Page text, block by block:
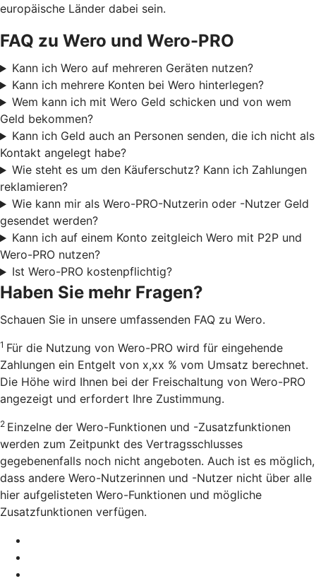
europäische Länder dabei sein.
FAQ zu Wero und Wero-PRO
Kann ich Wero auf mehreren Geräten nutzen?
Kann ich mehrere Konten bei Wero hinterlegen?
Wem kann ich mit Wero Geld schicken und von wem
Geld bekommen?
Kann ich Geld auch an Personen senden, die ich nicht als
Kontakt angelegt habe?
Wie steht es um den Käuferschutz? Kann ich Zahlungen
reklamieren?
Wie kann mir als Wero-PRO-Nutzerin oder -Nutzer Geld
gesendet werden?
Kann ich auf einem Konto zeitgleich Wero mit P2P und
Wero-PRO nutzen?
Ist Wero-PRO kostenpflichtig?
Haben Sie mehr Fragen?
Schauen Sie in unsere umfassenden FAQ zu Wero.
1 Für die Nutzung von Wero-PRO wird für eingehende
Zahlungen ein Entgelt von x,xx % vom Umsatz berechnet.
Die Höhe wird Ihnen bei der Freischaltung von Wero-PRO
angezeigt und erfordert Ihre Zustimmung.
2 Einzelne der Wero-Funktionen und -Zusatzfunktionen
werden zum Zeitpunkt des Vertragsschlusses
gegebenenfalls noch nicht angeboten. Auch ist es möglich,
dass andere Wero-Nutzerinnen und -Nutzer nicht über alle
hier aufgelisteten Wero-Funktionen und mögliche
Zusatzfunktionen verfügen.